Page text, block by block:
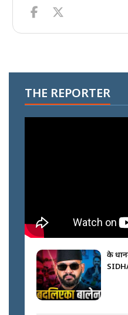
THE REPORTER
के